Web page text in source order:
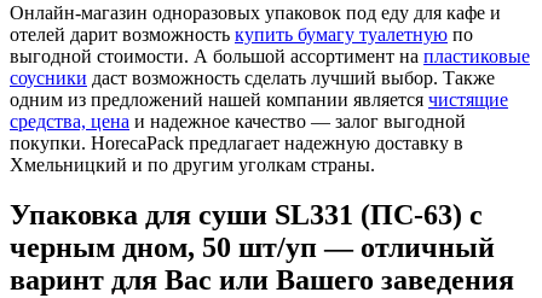
Онлайн-магазин одноразовых упаковок под еду для кафе и
отелей дарит возможность купить бумагу туалетную по
выгодной стоимости. А большой ассортимент на пластиковые
соусники даст возможность сделать лучший выбор. Также
одним из предложений нашей компании является чистящие
средства, цена и надежное качество — залог выгодной
покупки. HorecaPack предлагает надежную доставку в
Хмельницкий и по другим уголкам страны.
Упаковка для суши SL331 (ПС-63) с
черным дном, 50 шт/уп — отличный
варинт для Вас или Вашего заведения